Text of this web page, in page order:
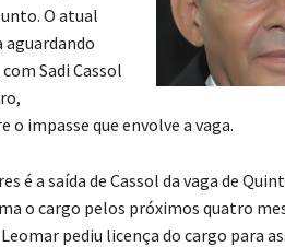
O atual
aguardando
Sadi Cassol
impasse que envolve a vaga.
é a saída de Cassol da vaga de
o cargo pelos próximos quatro
pediu licença do cargo para